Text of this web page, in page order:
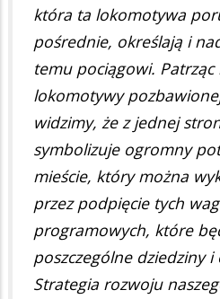
która ta lokomotywa
pośrednie, określają i
temu pociągowi.
lokomotywy
widzimy, że z jednej
symbolizuje ogromny
mieście, który można
przez podpięcie tych
programowych, które
poszczególne dziedziny i
Strategia rozwoju